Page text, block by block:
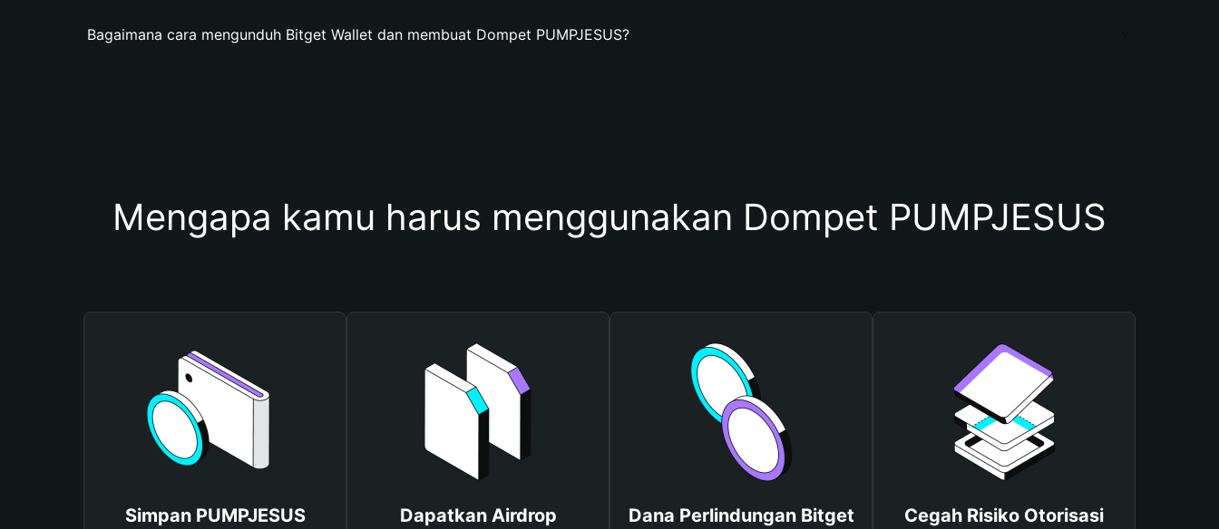
Bagaimana cara mengunduh Bitget Wallet dan membuat Dompet PUMPJESUS?
Mengapa kamu harus menggunakan Dompet PUMPJESUS
Simpan PUMPJESUS
Dapatkan Airdrop
Dana Perlindungan Bitget
Cegah Risiko Otorisasi